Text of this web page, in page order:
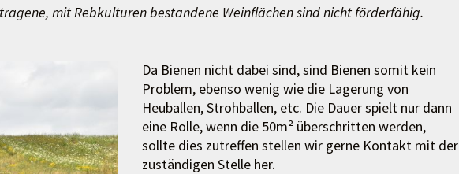
mit Rebkulturen bestandene Weinflächen sind nicht förderfähig.
Da Bienen nichtdabei sind, sind Bienen somit kein
Problem, ebenso wenig wie die Lagerung von
Heuballen, Strohballen, etc. Die Dauer spielt nur dann
eine Rolle, wenn die 50m² überschritten werden,
sollte dies zutreffen stellen wir gerne Kontakt mit der
zuständigen Stelle her.